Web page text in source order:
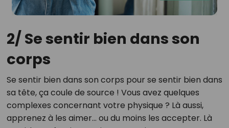
2/ Se sentir bien dans son
corps
Se sentir bien dans son corps pour se sentir bien dans
sa tête, ça coule de source ! Vous avez quelques
complexes concernant votre physique ? Là aussi,
apprenez à les aimer… ou du moins les accepter. Là